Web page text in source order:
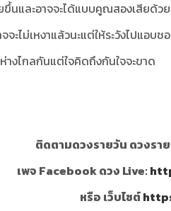
ขึ้นและอาจจะได้แบบคูณสองเสียด้ว
ะไม่เหงาแล้วนะแต่ให้ระวังไปแอบ
งไกลกันแต่ใจคิดถึงกันใจจะขาด
ติดตามดวงรายวัน ดวงรา
เพจ Facebook ดวง Live:
หรือ เว็บไซต์